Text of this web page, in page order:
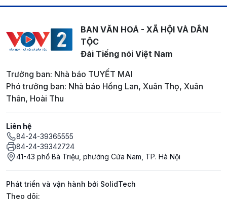
BAN VĂN HOÁ - XÃ HỘI VÀ DÂN
TỘC
Đài Tiếng nói Việt Nam
Trưởng ban: Nhà báo TUYẾT MAI
Phó trưởng ban: Nhà báo Hồng Lan, Xuân Thọ, Xuân
Thân, Hoài Thu
Liên hệ
84-24-39365555
84-24-39342724
41-43 phố Bà Triệu, phường Cửa Nam, TP. Hà Nội
Phát triển và vận hành bởi SolidTech
Mạng xã hội
Theo dõi: